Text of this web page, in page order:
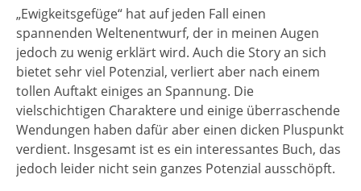
„Ewigkeitsgefüge“ hat auf jeden Fall einen
spannenden Weltenentwurf, der in meinen Augen
jedoch zu wenig erklärt wird. Auch die Story an sich
bietet sehr viel Potenzial, verliert aber nach einem
tollen Auftakt einiges an Spannung. Die
vielschichtigen Charaktere und einige überraschende
Wendungen haben dafür aber einen dicken Pluspunkt
verdient. Insgesamt ist es ein interessantes Buch, das
jedoch leider nicht sein ganzes Potenzial ausschöpft.